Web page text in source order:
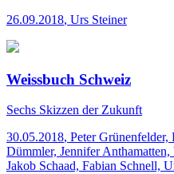
26.09.2018, Urs Steiner
Weissbuch Schweiz
Sechs Skizzen der Zukunft
30.05.2018, Peter Grünenfelder,
Dümmler, Jennifer
Jakob Schaad, Fabian Schnell,